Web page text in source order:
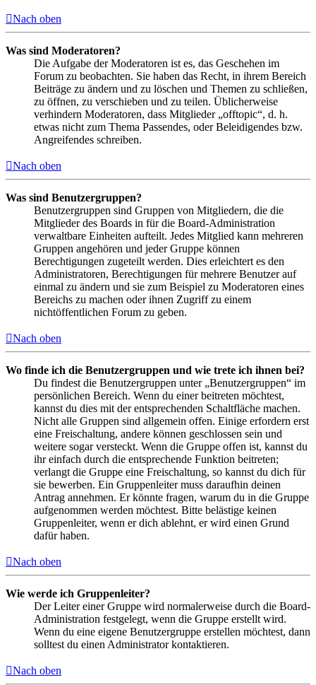
Nach oben
Was sind Moderatoren?
Die Aufgabe der Moderatoren ist es, das Geschehen im
Forum zu beobachten. Sie haben das Recht, in ihrem Bereich
Beiträge zu ändern und zu löschen und Themen zu schließen,
zu öffnen, zu verschieben und zu teilen. Üblicherweise
verhindern Moderatoren, dass Mitglieder „offtopic“, d. h.
etwas nicht zum Thema Passendes, oder Beleidigendes bzw.
Angreifendes schreiben.
Nach oben
Was sind Benutzergruppen?
Benutzergruppen sind Gruppen von Mitgliedern, die die
Mitglieder des Boards in für die Board-Administration
verwaltbare Einheiten aufteilt. Jedes Mitglied kann mehreren
Gruppen angehören und jeder Gruppe können
Berechtigungen zugeteilt werden. Dies erleichtert es den
Administratoren, Berechtigungen für mehrere Benutzer auf
einmal zu ändern und sie zum Beispiel zu Moderatoren eines
Bereichs zu machen oder ihnen Zugriff zu einem
nichtöffentlichen Forum zu geben.
Nach oben
Wo finde ich die Benutzergruppen und wie trete ich ihnen bei?
Du findest die Benutzergruppen unter „Benutzergruppen“ im
persönlichen Bereich. Wenn du einer beitreten möchtest,
kannst du dies mit der entsprechenden Schaltfläche machen.
Nicht alle Gruppen sind allgemein offen. Einige erfordern erst
eine Freischaltung, andere können geschlossen sein und
weitere sogar versteckt. Wenn die Gruppe offen ist, kannst du
ihr einfach durch die entsprechende Funktion beitreten;
verlangt die Gruppe eine Freischaltung, so kannst du dich für
sie bewerben. Ein Gruppenleiter muss daraufhin deinen
Antrag annehmen. Er könnte fragen, warum du in die Gruppe
aufgenommen werden möchtest. Bitte belästige keinen
Gruppenleiter, wenn er dich ablehnt, er wird einen Grund
dafür haben.
Nach oben
Wie werde ich Gruppenleiter?
Der Leiter einer Gruppe wird normalerweise durch die Board-
Administration festgelegt, wenn die Gruppe erstellt wird.
Wenn du eine eigene Benutzergruppe erstellen möchtest, dann
solltest du einen Administrator kontaktieren.
Nach oben